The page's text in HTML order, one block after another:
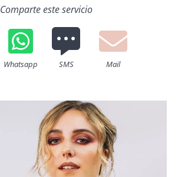
Comparte este servicio
Whatsapp SMS Mail